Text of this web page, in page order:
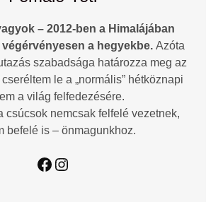
– 2012-ben a Himalájában
a hegyekbe.Azóta
szabadsága határozza meg az
le a „normális” hétköznapi
a világ felfedezésére.
csúcsok nemcsak felfelé vezetnek,
befelé is – önmagunkhoz.
Facebook Instagram